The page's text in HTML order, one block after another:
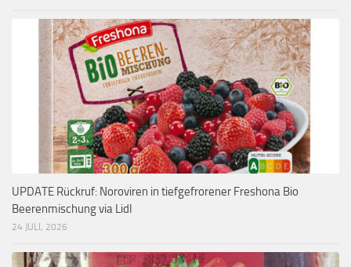
UPDATE Rückruf: Noroviren in tiefgefrorener Freshona Bio
Beerenmischung via Lidl
24 JULI, 2026